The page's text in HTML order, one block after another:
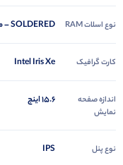
نوع اسلات RAM SOLDERED – متصل به مادربرد
کارت گرافیک Intel Iris Xe
اندازه صفحه
نمایش
15.6 اینچ
نوع پنل IPS